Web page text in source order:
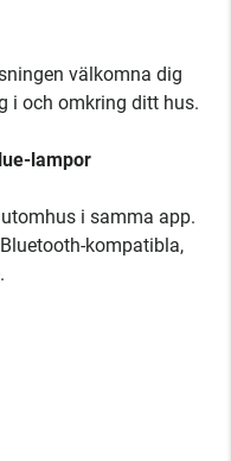
välkomna dig
i och omkring ditt hus.
lampor
i samma app.
kompatibla,